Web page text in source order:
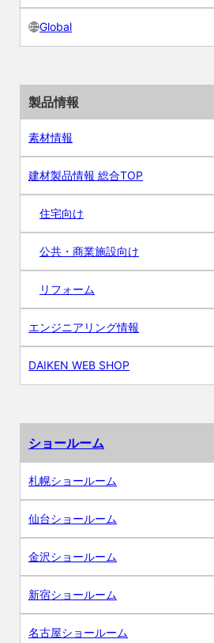
Global
製品情報
素材情報
建材製品情報 総合TOP
住宅向け
公共・商業施設向け
リフォーム
エンジニアリング情報
DAIKEN WEB SHOP
ショールーム
札幌ショールーム
仙台ショールーム
金沢ショールーム
新宿ショールーム
名古屋ショールーム